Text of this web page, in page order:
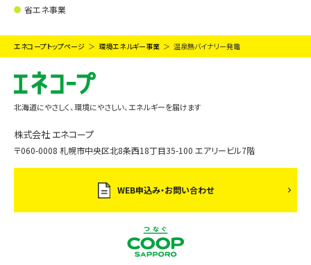
省エネ事業
エネコープトップページ 環境エネルギー事業 温泉熱バイナリー発電
北海道にやさしく、環境にやさしい、エネルギーを届けます
株式会社 エネコープ
〒060-0008 札幌市中央区北8条西18丁目35-100 エアリービル7階
WEB申込み・お問い合わせ